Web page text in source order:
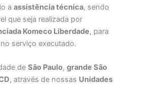
aassistência técnica, sendo
que seja realizada por
Komeco Liberdade, para
serviço executado.
deSão Paulo,grande São
, através de nossas Unidades